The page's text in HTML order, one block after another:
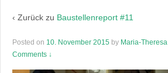
‹ Zurück zu Baustellenreport #11
Posted on 10. November 2015 by Maria-
Comments ↓